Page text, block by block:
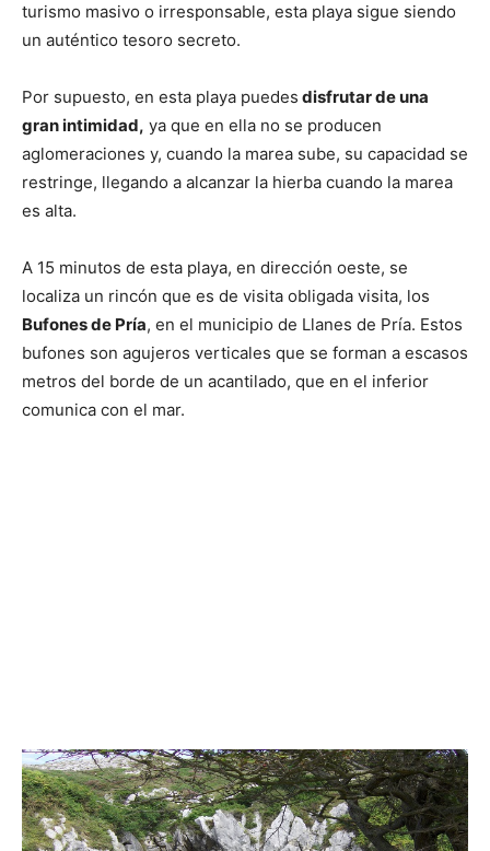
turismo masivo o irresponsable, esta playa sigue siendo
un auténtico tesoro secreto.
Por supuesto, en esta playa puedes disfrutar de una
gran intimidad, ya que en ella no se producen
aglomeraciones y, cuando la marea sube, su capacidad se
restringe, llegando a alcanzar la hierba cuando la marea
es alta.
A 15 minutos de esta playa, en dirección oeste, se
localiza un rincón que es de visita obligada visita, los
Bufones de Pría, en el municipio de Llanes de Pría. Estos
bufones son agujeros verticales que se forman a escasos
metros del borde de un acantilado, que en el inferior
comunica con el mar.